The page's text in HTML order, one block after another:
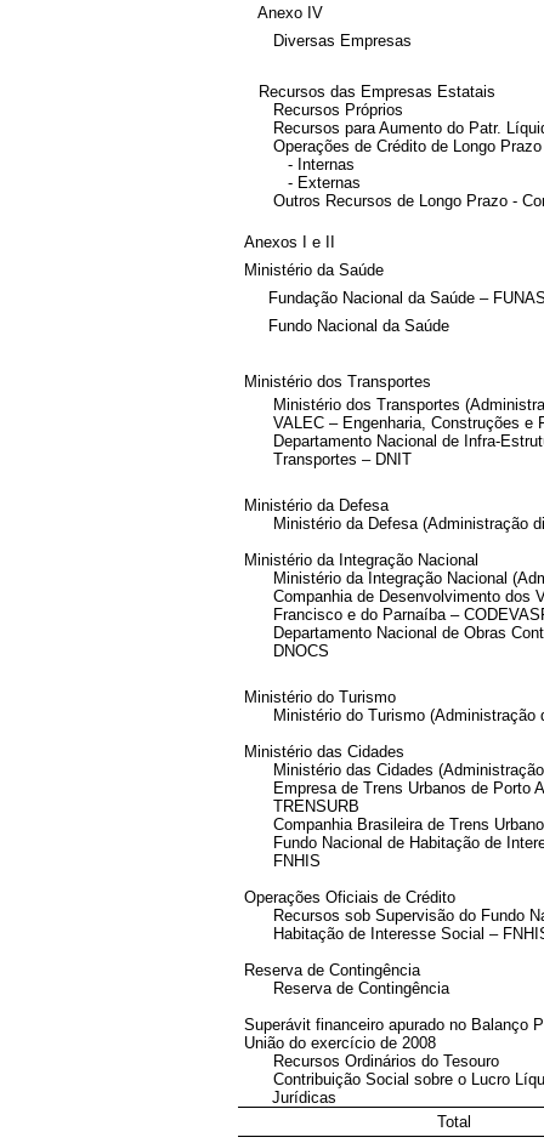
Anexo IV
Diversas Empresas
Recursos das Empresas Estatais
Recursos Próprios
Recursos para Aumento do Patr.
Operações de Crédito de Longo Prazo
- Internas
- Externas
Outros Recursos de Longo Prazo -
Anexos I e II
Ministério da Saúde
Fundação Nacional da Saúde –
Fundo Nacional da Saúde
Ministério dos Transportes
Ministério dos Transportes
VALEC – Engenharia, Construções e
Departamento Nacional de Infra-
Transportes – DNIT
Ministério da Defesa
Ministério da Defesa (Administração
Ministério da Integração Nacional
Ministério da Integração Nacional
Companhia de Desenvolvimento dos
Francisco e do Parnaíba –
Departamento Nacional de Obras
DNOCS
Ministério do Turismo
Ministério do Turismo (Administração
Ministério das Cidades
Ministério das Cidades
Empresa de Trens Urbanos de Porto
TRENSURB
Companhia Brasileira de Trens
Fundo Nacional de Habitação de
FNHIS
Operações Oficiais de Crédito
Recursos sob Supervisão do Fundo
Habitação de Interesse Social –
Reserva de Contingência
Reserva de Contingência
Superávit financeiro apurado no Balanço
União do exercício de 2008
Recursos Ordinários do Tesouro
Contribuição Social sobre o Lucro
Jurídicas
Total